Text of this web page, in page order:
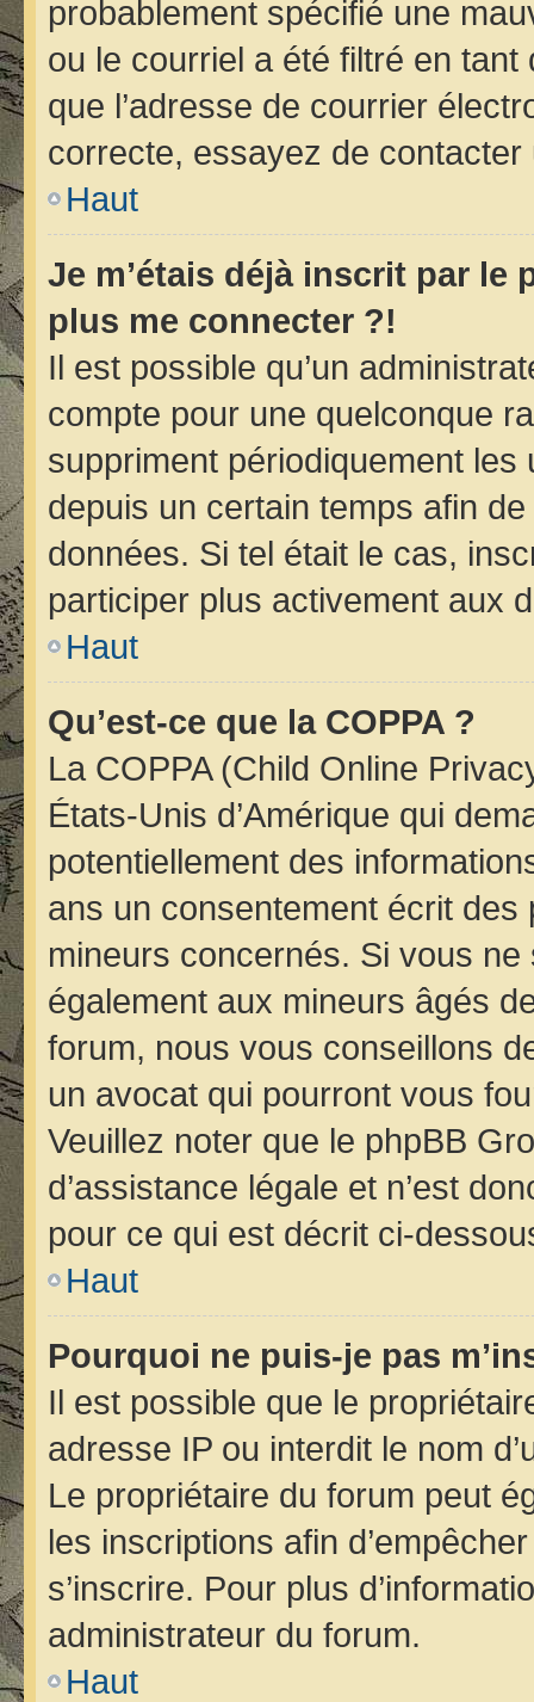
probablement spécifié une
ou le courriel a été filtré en
que l’adresse de courrier
correcte, essayez de contacter
Haut
Je m’étais déjà inscrit par le
plus me connecter ?!
Il est possible qu’un
compte pour une quelconque
suppriment périodiquement les
depuis un certain temps afin
données. Si tel était le cas,
participer plus activement aux
Haut
Qu’est-ce que la COPPA ?
La COPPA (Child Online
États-Unis d’Amérique qui
potentiellement des
ans un consentement écrit
mineurs concernés. Si vous ne
également aux mineurs âgés
forum, nous vous conseillons
un avocat qui pourront vous
Veuillez noter que le phpBB
d’assistance légale et n’est
pour ce qui est décrit ci-
Haut
Pourquoi ne puis-je pas
Il est possible que le
adresse IP ou interdit le nom
Le propriétaire du forum peut
les inscriptions afin
s’inscrire. Pour plus
administrateur du forum.
Haut